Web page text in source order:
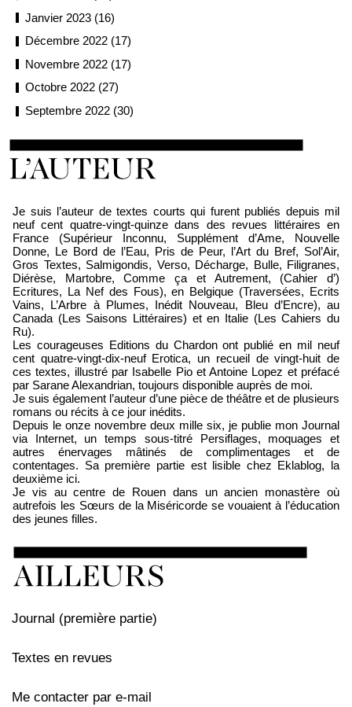
Janvier 2023 (16)
Décembre 2022 (17)
Novembre 2022 (17)
Octobre 2022 (27)
Septembre 2022 (30)
Je suis l’auteur de textes courts qui furent publiés depuis mil
neuf cent quatre-vingt-quinze dans des revues littéraires en
France (Supérieur Inconnu, Supplément d’Ame, Nouvelle
Donne, Le Bord de l’Eau, Pris de Peur, l’Art du Bref, Sol’Air,
Gros Textes, Salmigondis, Verso, Décharge, Bulle, Filigranes,
Diérèse, Martobre, Comme ça et Autrement, (Cahier d’)
Ecritures, La Nef des Fous), en Belgique (Traversées, Ecrits
Vains, L’Arbre à Plumes, Inédit Nouveau, Bleu d’Encre), au
Canada (Les Saisons Littéraires) et en Italie (Les Cahiers du
Ru).
Les courageuses Editions du Chardon ont publié en mil neuf
cent quatre-vingt-dix-neuf Erotica, un recueil de vingt-huit de
ces textes, illustré par Isabelle Pio et Antoine Lopez et préfacé
par Sarane Alexandrian, toujours disponible auprès de moi.
Je suis également l’auteur d’une pièce de théâtre et de plusieurs
romans ou récits à ce jour inédits.
Depuis le onze novembre deux mille six, je publie mon Journal
via Internet, un temps sous-titré Persiflages, moquages et
autres énervages mâtinés de complimentages et de
contentages. Sa première partie est lisible chez Eklablog, la
deuxième ici.
Je vis au centre de Rouen dans un ancien monastère où
autrefois les Sœurs de la Miséricorde se vouaient à l’éducation
des jeunes filles.
Journal (première partie)
Textes en revues
Me contacter par e-mail